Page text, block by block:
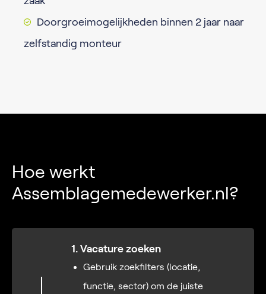
Doorgroeimogelijkheden binnen 2 jaar naar
zelfstandig monteur
Hoe werkt
Assemblagemedewerker.nl?
1. Vacature zoeken
Gebruik zoekfilters (locatie,
functie, sector) om de juiste